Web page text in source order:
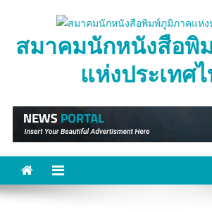
contentสมาคมนักหนังสือพิ
แห่งประเทศ